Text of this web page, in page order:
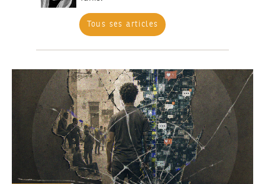
Tous ses articles